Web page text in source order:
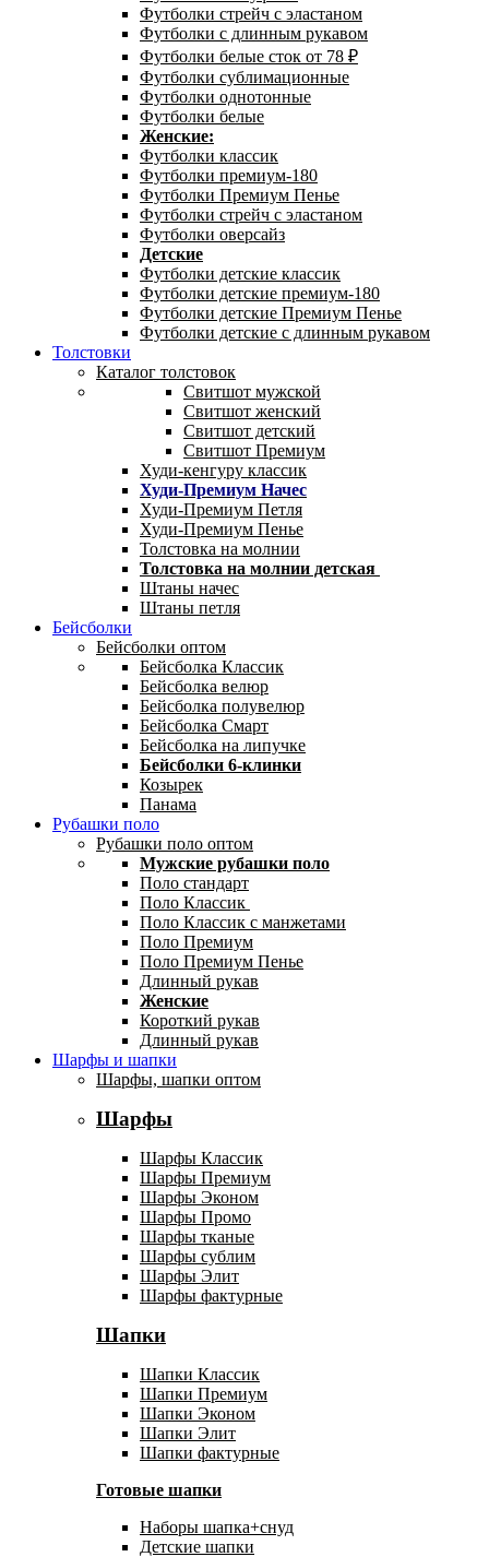
Футболки стрейч с эластаном
Футболки с длинным рукавом
Футболки белые сток от 78 ₽
Футболки сублимационные
Футболки однотонные
Футболки белые
Женские:
Футболки классик
Футболки премиум-180
Футболки Премиум Пенье
Футболки стрейч с эластаном
Футболки оверсайз
Детские
Футболки детские классик
Футболки детские премиум-180
Футболки детские Премиум Пенье
Футболки детские с длинным рукавом
Толстовки
Каталог толстовок
Свитшот мужской
Свитшот женский
Свитшот детский
Свитшот Премиум
Худи-кенгуру классик
Худи-Премиум Начес
Худи-Премиум Петля
Худи-Премиум Пенье
Толстовка на молнии
Толстовка на молнии детская
Штаны начес
Штаны петля
Бейсболки
Бейсболки оптом
Бейсболка Классик
Бейсболка велюр
Бейсболка полувелюр
Бейсболка Смарт
Бейсболка на липучке
Бейсболки 6-клинки
Козырек
Панама
Рубашки поло
Рубашки поло оптом
Мужские рубашки поло
Поло стандарт
Поло Классик
Поло Классик с манжетами
Поло Премиум
Поло Премиум Пенье
Длинный рукав
Женские
Короткий рукав
Длинный рукав
Шарфы и шапки
Шарфы, шапки оптом
Шарфы
Шарфы Классик
Шарфы Премиум
Шарфы Эконом
Шарфы Промо
Шарфы тканые
Шарфы сублим
Шарфы Элит
Шарфы фактурные
Шапки
Шапки Классик
Шапки Премиум
Шапки Эконом
Шапки Элит
Шапки фактурные
Готовые шапки
Наборы шапка+снуд
Детские шапки